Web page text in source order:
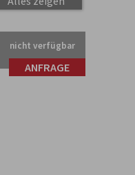
nicht verfügbar
ANFRAGE